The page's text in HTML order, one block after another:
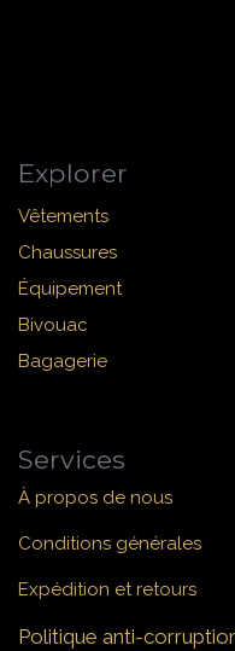
Explorer
Vêtements
Chaussures
Équipement
Bivouac
Bagagerie
Services
À propos de nous
Conditions générales
Expédition et retours
Politique anti-